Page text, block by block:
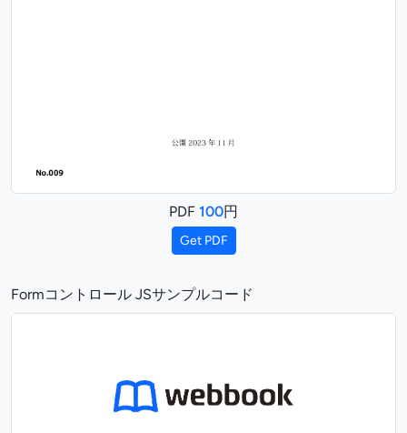
PDF 100円
Get PDF
Formコントロール JSサンプルコード